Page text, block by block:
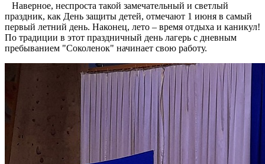
Наверное, неспроста такой замечательный и светлый
праздник, как День защиты детей, отмечают 1 июня в самый
первый летний день. Наконец, лето – время отдыха и каникул!
По традиции в этот праздничный день лагерь с дневным
пребыванием "Соколенок" начинает свою работу.